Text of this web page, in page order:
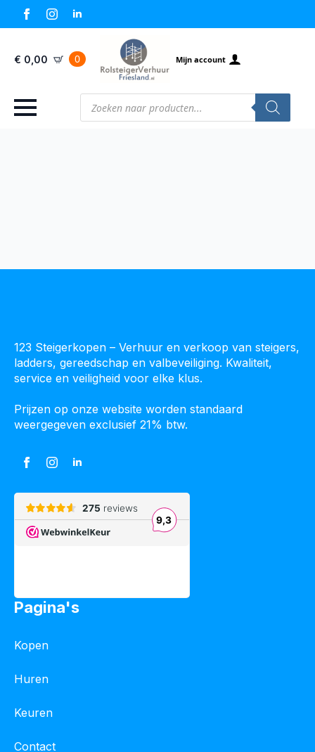
€ 0,00 0 Mijn account
Producten
zoeken
123 Steigerkopen – Verhuur en verkoop van steigers,
ladders, gereedschap en valbeveiliging. Kwaliteit,
service en veiligheid voor elke klus.
Prijzen op onze website worden standaard
weergegeven exclusief 21% btw.
Pagina's
Kopen
Huren
Keuren
Contact